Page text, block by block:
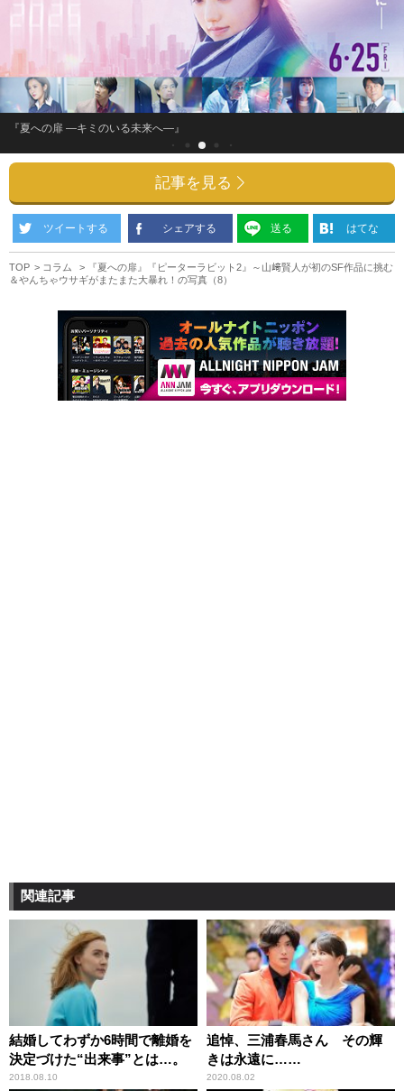
『夏への扉 ―キミのいる未来へ―』
記事を見る
ツイートする シェアする 送る はてな
TOP コラム
『夏への扉』『ピーターラビット2』～山﨑賢人が初のSF作品に挑む
＆やんちゃウサギがまたまた大暴れ！の写真（8）
関連記事
結婚してわずか6時間で離婚を
決定づけた“出来事”とは…。
2018.08.10
追悼、三浦春馬さん その輝
きは永遠に……
2020.08.02